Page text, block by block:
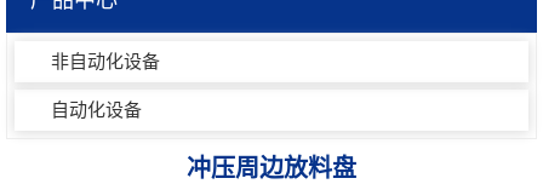
非自动化设备
自动化设备
冲压周边放料盘